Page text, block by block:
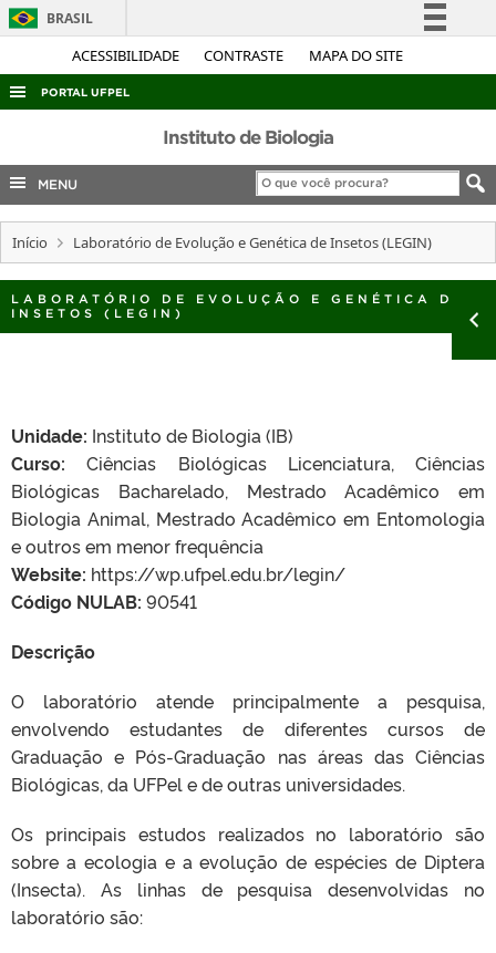
ACESSIBILIDADE CONTRASTE MAPA DO SITE
BRASIL
Simplifique!
Acesso à informação
Legislação
Canais
PORTAL UFPEL
ACESSO À INFORMAÇÃO
AUDITORIA
COBALTO
CONCURSOS
EDITAIS
INTERNACIONAL
TELEFONES
Instituto de Biologia
MENU
Início Laboratório de Evolução e Genética de Insetos (LEGIN)
LABORATÓRIO DE EVOLUÇÃO E GENÉTICA DE
INSETOS (LEGIN)
Unidade: Instituto de Biologia (IB)
Curso: Ciências Biológicas Licenciatura, Ciências
Biológicas Bacharelado, Mestrado Acadêmico em
Biologia Animal, Mestrado Acadêmico em Entomologia
e outros em menor frequência
Website: https://wp.ufpel.edu.br/legin/
Código NULAB: 90541
Descrição
O laboratório atende principalmente a pesquisa,
envolvendo estudantes de diferentes cursos de
Graduação e Pós-Graduação nas áreas das Ciências
Biológicas, da UFPel e de outras universidades.
Os principais estudos realizados no laboratório são
sobre a ecologia e a evolução de espécies de Diptera
(Insecta). As linhas de pesquisa desenvolvidas no
laboratório são: